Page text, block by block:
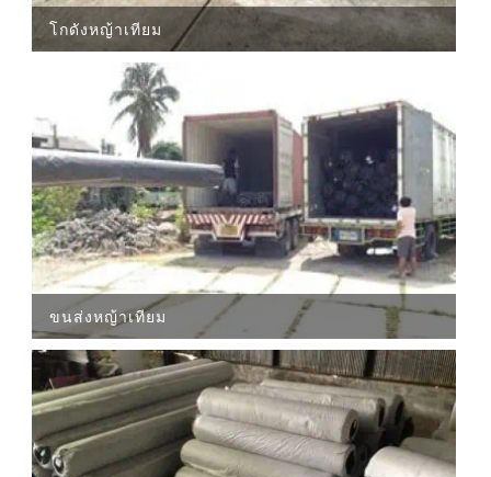
โกดังหญ้าเทียม
ขนส่งหญ้าเทียม